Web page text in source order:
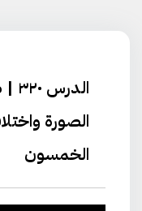
الصورة
الخمسون